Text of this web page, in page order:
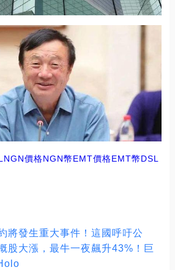
價格NGN幣EMT價格EMT幣DSL
將發生重大事件！這國呼吁公
股大漲，最牛一夜飆升43%！巨